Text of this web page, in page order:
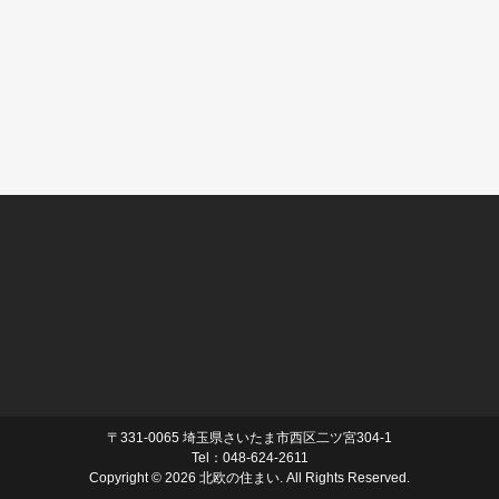
〒331-0065 埼玉県さいたま市西区二ツ宮304-1
Tel：048-624-2611
Copyright © 2026 北欧の住まい. All Rights Reserved.